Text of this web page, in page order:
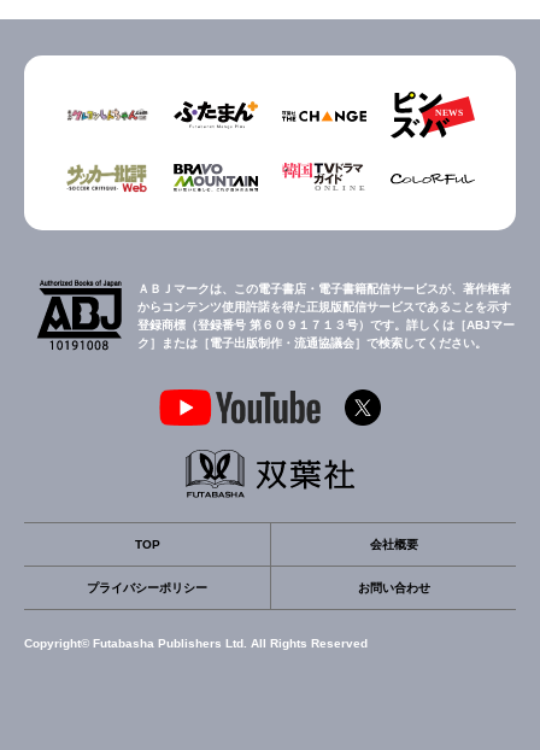
ＡＢＪマークは、この電子書店・電子書籍配信サービスが、著作権者
からコンテンツ使用許諾を得た正規版配信サービスであることを示す
登録商標（登録番号 第６０９１７１３号）です。詳しくは［ABJマー
ク］または［電子出版制作・流通協議会］で検索してください。
TOP 会社概要
プライバシーポリシー お問い合わせ
Copyright© Futabasha Publishers Ltd. All Rights Reserved